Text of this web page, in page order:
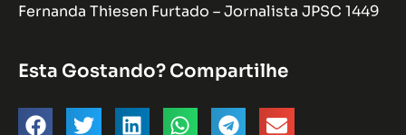
Fernanda Thiesen Furtado – Jornalista JPSC 1449
Esta Gostando? Compartilhe